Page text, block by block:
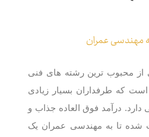
مهندسی عمران
از محبوب ترین رشته های فنی
که طرفداران بسیار زیادی
دارد. درآمد فوق العاده جذاب و
شده تا به مهندسی عمران یک